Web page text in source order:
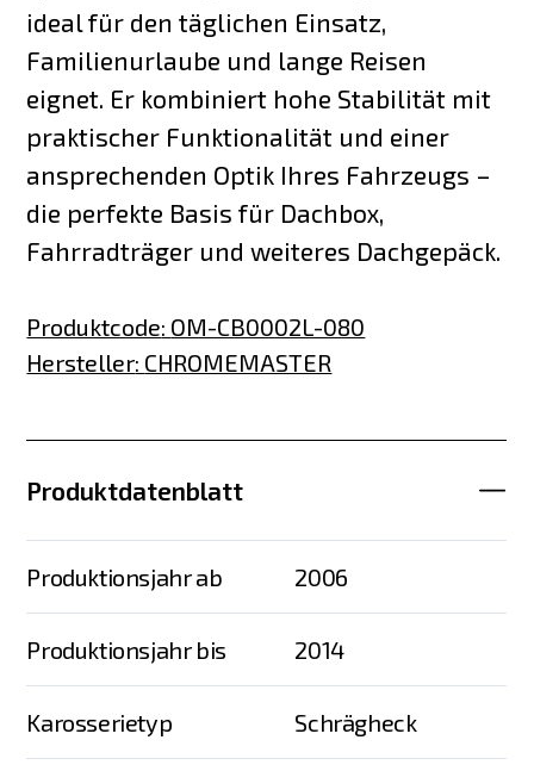
ideal für den täglichen Einsatz,
Familienurlaube und lange Reisen
eignet. Er kombiniert hohe Stabilität mit
praktischer Funktionalität und einer
ansprechenden Optik Ihres Fahrzeugs –
die perfekte Basis für Dachbox,
Fahrradträger und weiteres Dachgepäck.
Produktcode: OM-CB0002L-080
Hersteller: CHROMEMASTER
Produktdatenblatt
Produktionsjahr ab 2006
Produktionsjahr bis 2014
Karosserietyp Schrägheck